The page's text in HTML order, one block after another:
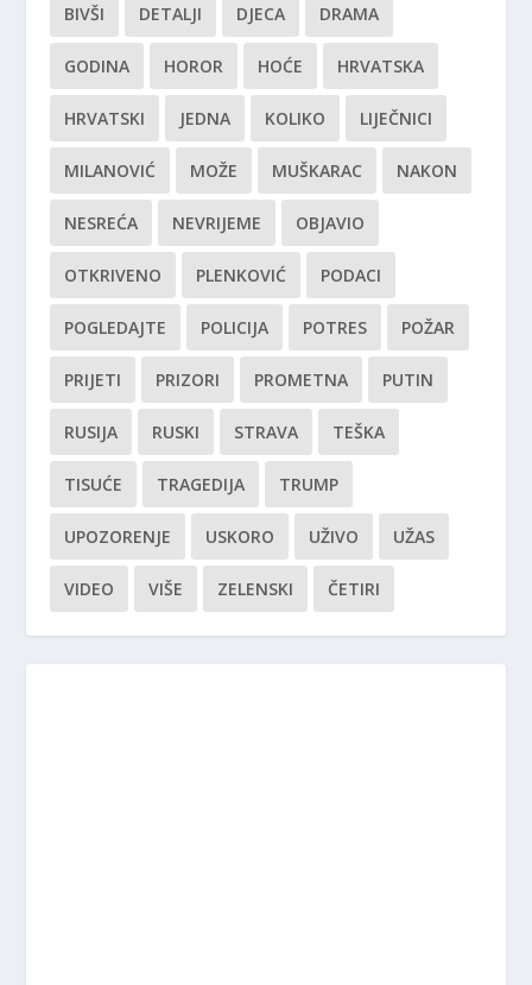
BIVŠI DETALJI DJECA DRAMA
GODINA HOROR HOĆE HRVATSKA
HRVATSKI JEDNA KOLIKO LIJEČNICI
MILANOVIĆ MOŽE MUŠKARAC NAKON
NESREĆA NEVRIJEME OBJAVIO
OTKRIVENO PLENKOVIĆ PODACI
POGLEDAJTE POLICIJA POTRES POŽAR
PRIJETI PRIZORI PROMETNA PUTIN
RUSIJA RUSKI STRAVA TEŠKA
TISUĆE TRAGEDIJA TRUMP
UPOZORENJE USKORO UŽIVO UŽAS
VIDEO VIŠE ZELENSKI ČETIRI